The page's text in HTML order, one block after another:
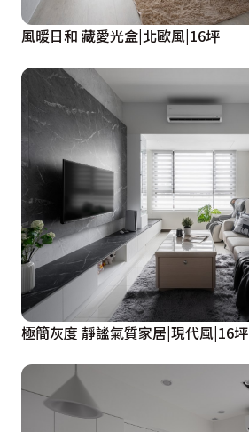
風暖日和 藏愛光盒|北歐風|16坪
極簡灰度 靜謐氣質家居|現代風|16坪